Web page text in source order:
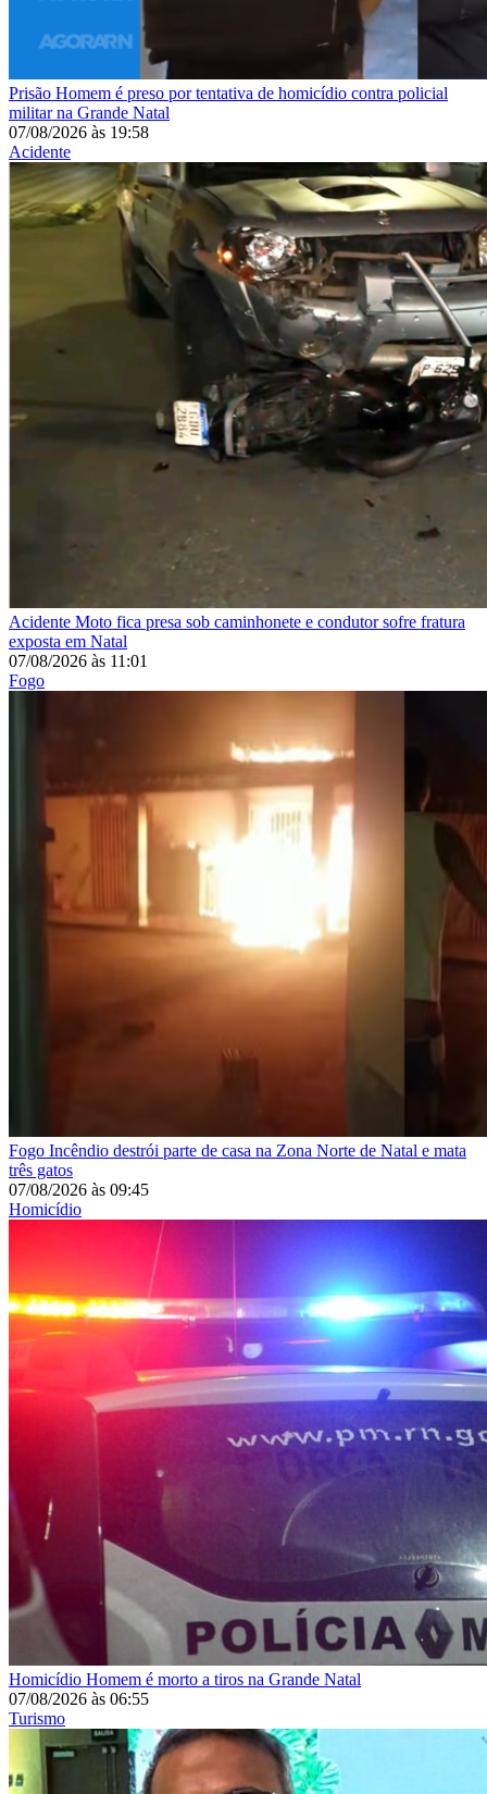
Prisão Homem é preso por tentativa de homicídio contra policial
militar na Grande Natal
07/08/2026 às 19:58
Acidente
Acidente Moto fica presa sob caminhonete e condutor sofre fratura
exposta em Natal
07/08/2026 às 11:01
Fogo
Fogo Incêndio destrói parte de casa na Zona Norte de Natal e mata
três gatos
07/08/2026 às 09:45
Homicídio
Homicídio Homem é morto a tiros na Grande Natal
07/08/2026 às 06:55
Turismo